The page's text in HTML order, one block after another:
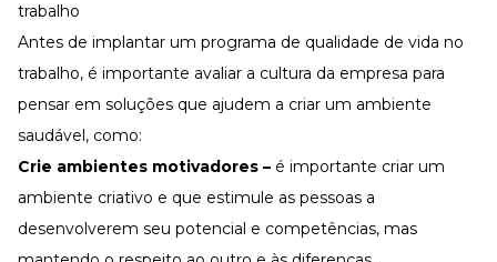
trabalho
Antes de implantar um programa de qualidade de vida no
trabalho, é importante avaliar a cultura da empresa para
pensar em soluções que ajudem a criar um ambiente
saudável, como:
Crie ambientes motivadores – é importante criar um
ambiente criativo e que estimule as pessoas a
desenvolverem seu potencial e competências, mas